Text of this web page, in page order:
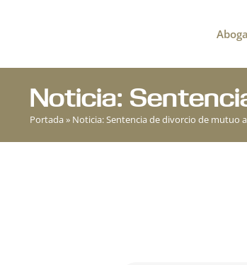
Noticia:
Portada» Noticia: Sentencia de divorcio de mutuo